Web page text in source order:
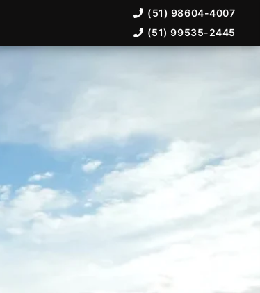
(51) 98604-4007
(51) 99535-2445